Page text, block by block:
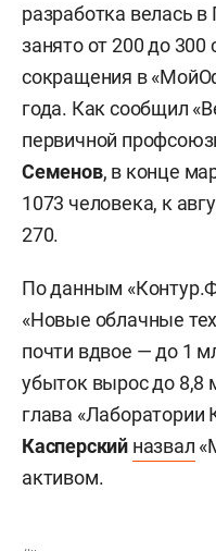
разработка велась
занято от 200 до
сокращения в
года. Как сообщил
первичной
Семенов, в конце
1073 человека, к
270.
По данным
«Новые облачные
почти вдвое — до 1
убыток вырос до 8,8
глава «Лаборатории
Касперский назвал
активом.